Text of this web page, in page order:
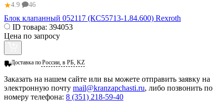
★4.9 46
Блок клапанный 052117 (КС55713-1.84.600) Rexroth
ID товара: 394053
Цена по запросу
Доставка поРоссии, в РБ, KZ
Заказать на нашем сайте или вы можете отправить заявку на
электронную почту mail@kranzapchasti.ru, либо позвонить по
номеру телефона: 8 (351) 218-59-40